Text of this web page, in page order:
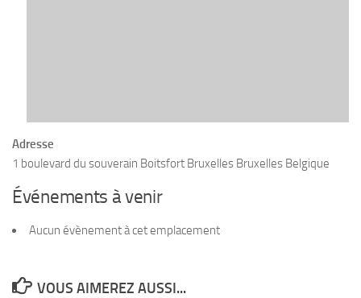
Adresse
1 boulevard du souverain Boitsfort Bruxelles Bruxelles Belgique
Événements à venir
Aucun évènement à cet emplacement
VOUS AIMEREZ AUSSI...